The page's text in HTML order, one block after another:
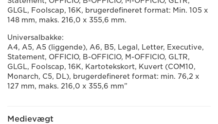
GLGL, Foolscap, 16K, brugerdefineret format: Min. 105 x
148 mm, maks. 216,0 x 355,6 mm.
Universalbakke:
A4, A5, A5 (liggende), A6, B5, Legal, Letter, Executive,
Statement, OFFICIO, B-OFFICIO, M-OFFICIO, GLTR,
GLGL, Foolscap, 16K, Kartotekskort, Kuvert (COM10,
Monarch, C5, DL), brugerdefineret format: min. 76,2 x
127 mm, maks. 216,0 x 355,6 mm”
Medievægt